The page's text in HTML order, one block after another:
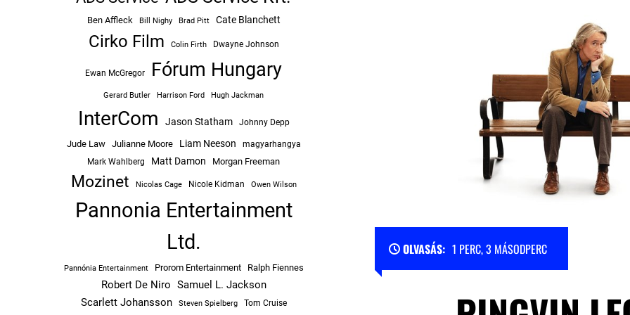
OLVASÁS: 1 PERC, 3 MÁSODPERC
Ben Affleck Bill Nighy Brad Pitt Cate Blanchett
Cirko Film Colin Firth Dwayne Johnson
Ewan McGregor Fórum Hungary
Gerard Butler Harrison Ford Hugh Jackman
InterCom Jason Statham Johnny Depp
Jude Law Julianne Moore Liam Neeson
magyarhangya
Mark Wahlberg
Matt Damon Morgan Freeman
Mozinet Nicolas Cage Nicole Kidman Owen Wilson
Pannonia Entertainment
Ltd.
Pannónia Entertainment Prorom Entertainment Ralph Fiennes
Robert De Niro Samuel L. Jackson
Scarlett Johansson
Steven Spielberg Tom Cruise